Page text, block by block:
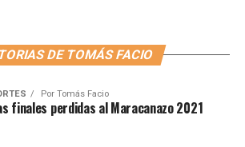
DE TOMÁS FACIO
Por Tomás Facio
finales perdidas al Maracanazo 2021